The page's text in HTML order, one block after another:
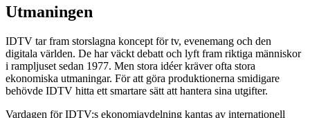
Utmaningen
IDTV tar fram storslagna koncept för tv, evenemang och den
digitala världen. De har väckt debatt och lyft fram riktiga människor
i rampljuset sedan 1977. Men stora idéer kräver ofta stora
ekonomiska utmaningar. För att göra produktionerna smidigare
behövde IDTV hitta ett smartare sätt att hantera sina utgifter.
Vardagen för IDTV:s ekonomiavdelning kantas av internationell